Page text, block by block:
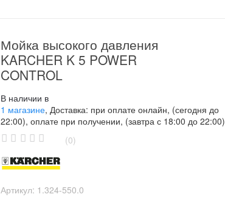
Мойка высокого давления
KARCHER K 5 POWER
CONTROL
В наличии в
1 магазине, Доставка: при оплате онлайн, (сегодня до
22:00), оплате при получении, (завтра с 18:00 до 22:00)
o
u
o
(0)
Артикул: 1.324-550.0